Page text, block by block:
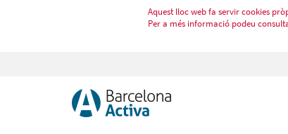
Aquest lloc web fa servir cookies
Per a més informació podeu